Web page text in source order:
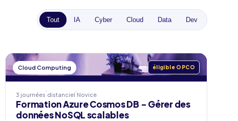
Tout IA Cyber Cloud Data Dev
Cloud Computing éligible OPCO
3 journées distanciel Novice
Formation Azure Cosmos DB - Gérer des
données NoSQL scalables